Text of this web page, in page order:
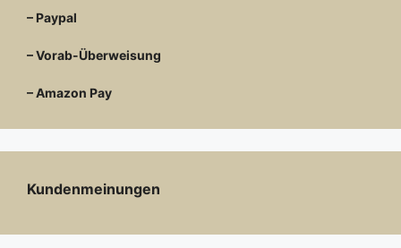
– Paypal
– Vorab-Überweisung
– Amazon Pay
Kundenmeinungen